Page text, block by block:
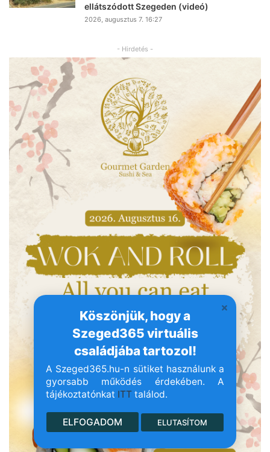
Köszönjük, hogy a
Szeged365 virtuális
családjába tartozol!
A Szeged365.hu-n sütiket használunk a
gyorsabb működés érdekében. A
tájékoztatónkat ITT találod.
ELFOGADOM ELUTASÍTOM
ellátszódott Szegeden (videó)
2026, augusztus 7. 16:27
- Hirdetés -